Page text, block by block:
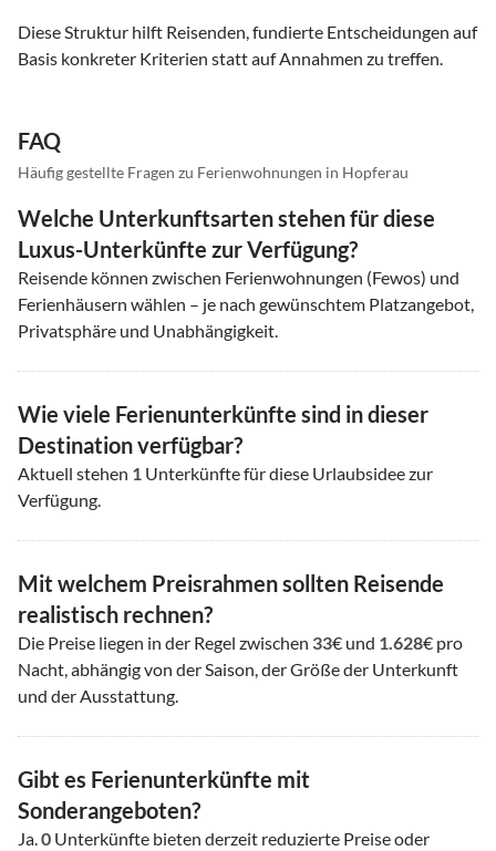
Diese Struktur hilft Reisenden, fundierte Entscheidungen auf
Basis konkreter Kriterien statt auf Annahmen zu treffen.
FAQ
Häufig gestellte Fragen zu Ferienwohnungen in Hopferau
Welche Unterkunftsarten stehen für diese
Luxus-Unterkünfte zur Verfügung?
Reisende können zwischen Ferienwohnungen (Fewos) und
Ferienhäusern wählen – je nach gewünschtem Platzangebot,
Privatsphäre und Unabhängigkeit.
Wie viele Ferienunterkünfte sind in dieser
Destination verfügbar?
Aktuell stehen 1 Unterkünfte für diese Urlaubsidee zur
Verfügung.
Mit welchem Preisrahmen sollten Reisende
realistisch rechnen?
Die Preise liegen in der Regel zwischen 33€ und 1.628€ pro
Nacht, abhängig von der Saison, der Größe der Unterkunft
und der Ausstattung.
Gibt es Ferienunterkünfte mit
Sonderangeboten?
Ja.0 Unterkünfte bieten derzeit reduzierte Preise oder